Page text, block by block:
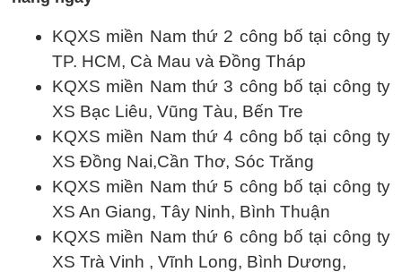
KQXS miền Nam thứ 2 công bố tại công ty
TP. HCM, Cà Mau và Đồng Tháp
KQXS miền Nam thứ 3 công bố tại công ty
XS Bạc Liêu, Vũng Tàu, Bến Tre
KQXS miền Nam thứ 4 công bố tại công ty
XS Đồng Nai,Cần Thơ, Sóc Trăng
KQXS miền Nam thứ 5 công bố tại công ty
XS An Giang, Tây Ninh, Bình Thuận
KQXS miền Nam thứ 6 công bố tại công ty
XS Trà Vinh , Vĩnh Long, Bình Dương,